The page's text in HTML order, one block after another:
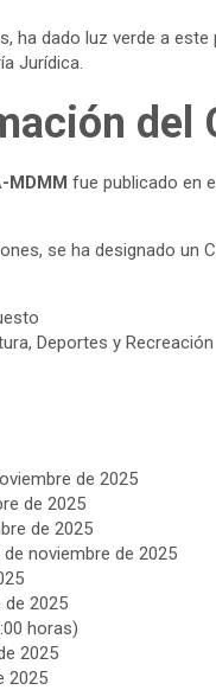
ha dado luz verde a
Jurídica.
del
MDMM fue publicado en
se ha designado un
Deportes y Recreación
de 2025
de 2025
de 2025
noviembre de 2025
de 2025
horas)
2025
2025